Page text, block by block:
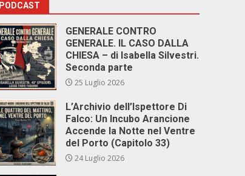
PODCAST
GENERALE CONTRO
GENERALE. IL CASO DALLA
CHIESA – di Isabella Silvestri.
Seconda parte
25 Luglio 2026
L’Archivio dell’Ispettore Di
Falco: Un Incubo Arancione
Accende la Notte nel Ventre
del Porto (Capitolo 33)
24 Luglio 2026